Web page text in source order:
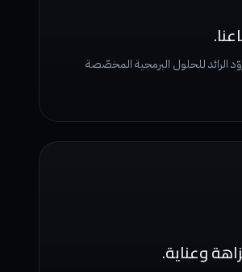
الرائد للحلول البرمجية المخصّصة
وعناية.